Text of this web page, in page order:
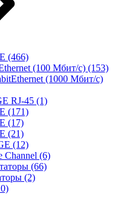
(466)
(100 Мбит/с) (153)
(1000 Мбит/с)
RJ-45 (1)
(171)
(17)
(21)
(12)
Channel (6)
(66)
(2)